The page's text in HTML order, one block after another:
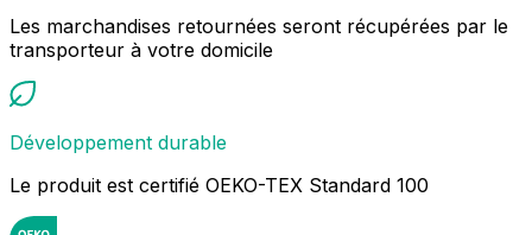
Les marchandises retournées seront récupérées par le
transporteur à votre domicile
Développement durable
Le produit est certifié OEKO-TEX Standard 100